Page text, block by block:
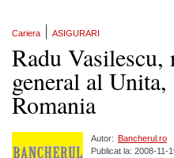
Cariera ASIGURARI
Radu
general al
Romania
Autor: Bancherul.ro
Publicat la: 2008-11-